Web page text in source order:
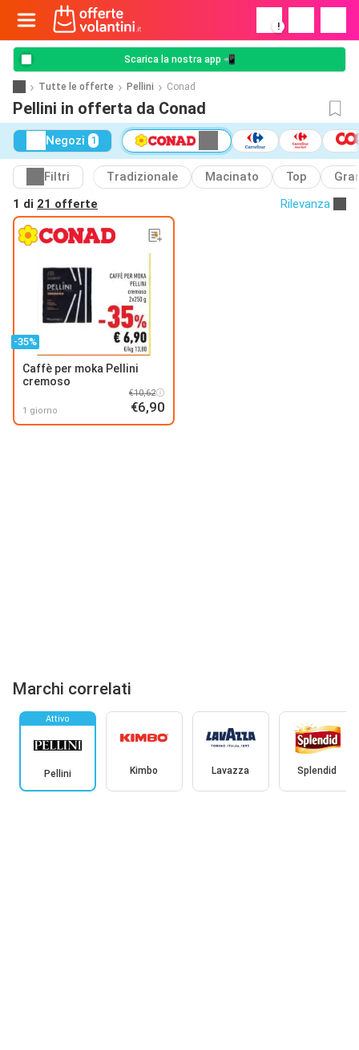
!
Scarica la nostra app 📲
Tutte le offerte Pellini Conad
Pellini in offerta da Conad
Negozi 1
Filtri Tradizionale Macinato Top
1 di 21 offerte Rilevanza
-35%
Caffè per moka Pellini
cremoso
1 giorno
€10,62
€6,90
Marchi correlati
Attivo
Pellini Kimbo Lavazza Splendid